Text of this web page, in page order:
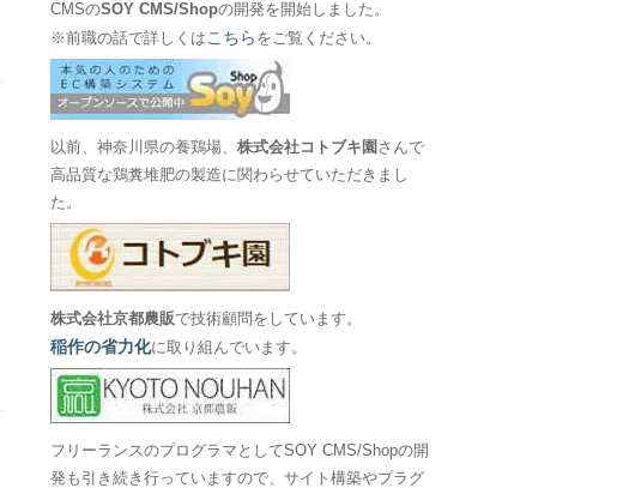
CMSのSOY CMS/Shopの開発を開始しました。
※前職の話で詳しくは こちら をご覧ください。
以前、神奈川県の養鶏場、株式会社コトブキ園 さんで
高品質な鶏糞堆肥の製造に関わらせていただきまし
た。
株式会社京都農販で技術顧問をしています。
稲作の省力化に取り組んでいます。
フリーランスのプログラマとしてSOY CMS/Shopの開
発も引き続き行っていますので、サイト構築やプラグ